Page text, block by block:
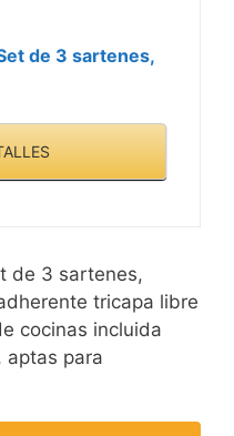
de 3 sartenes,
de 3 sartenes,
tricapa libre
cocinas incluida
aptas para